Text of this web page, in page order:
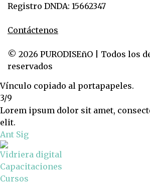
Registro DNDA: 15662347
Contáctenos
© 2026 PURODISEñO | Todos los
reservados
Vínculo copiado al portapapeles.
3/9
Lorem ipsum dolor sit amet,
elit.
Ant Sig
Vidriera digital
Capacitaciones
Cursos